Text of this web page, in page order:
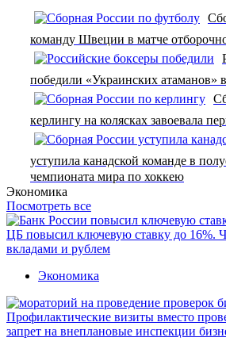
команду Швеции в матче
победили «Украинских атаманов»
керлингу на колясках завоевала
уступила канадской команде в
чемпионата мира по хоккею
Экономика
Посмотреть все
ЦБ повысил ключевую ставку до 16%.
вкладами и рублем
Экономика
Профилактические визиты вместо
запрет на внеплановые инспекции